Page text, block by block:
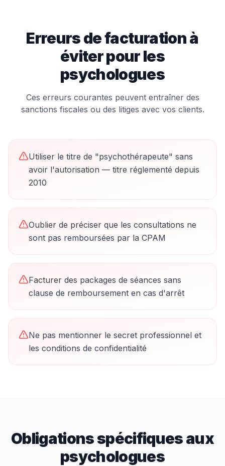
Erreurs de facturation à
éviter pour les
psychologues
Ces erreurs courantes peuvent entraîner des
sanctions fiscales ou des litiges avec vos clients.
Utiliser le titre de "psychothérapeute" sans
avoir l'autorisation — titre réglementé depuis
2010
Oublier de préciser que les consultations ne
sont pas remboursées par la CPAM
Facturer des packages de séances sans
clause de remboursement en cas d'arrêt
Ne pas mentionner le secret professionnel et
les conditions de confidentialité
Obligations spécifiques aux
psychologues